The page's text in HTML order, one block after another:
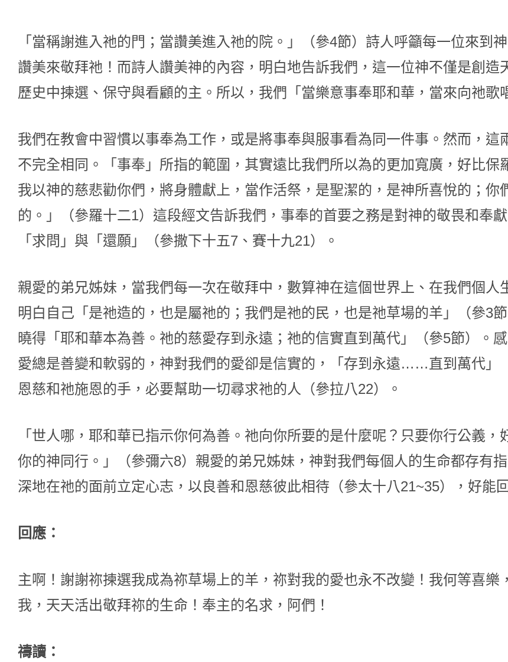
「當稱謝進入祂的門；當讚美進入祂的院。」（參4節）詩人呼籲每一位來到
讚美來敬拜祂！而詩人讚美神的內容，明白地告訴我們，這一位神不僅是創造
歷史中揀選、保守與看顧的主。所以，我們「當樂意事奉耶和華，當來向祂歌
我們在教會中習慣以事奉為工作，或是將事奉與服事看為同一件事。然而，這
不完全相同。「事奉」所指的範圍，其實遠比我們所以為的更加寬廣，好比保
我以神的慈悲勸你們，將身體獻上，當作活祭，是聖潔的，是神所喜悅的；你
的。」（參羅十二1）這段經文告訴我們，事奉的首要之務是對神的敬畏和奉
「求問」與「還願」（參撒下十五7、賽十九21）。
親愛的弟兄姊妹，當我們每一次在敬拜中，數算神在這個世界上、在我們個人
明白自己「是祂造的，也是屬祂的；我們是祂的民，也是祂草場的羊」（參3
曉得「耶和華本為善。祂的慈愛存到永遠；祂的信實直到萬代」（參5節）。
愛總是善變和軟弱的，神對我們的愛卻是信實的，「存到永遠……直到萬代」
恩慈和祂施恩的手，必要幫助一切尋求祂的人（參拉八22）。
「世人哪，耶和華已指示你何為善。祂向你所要的是什麼呢？只要你行公義，
你的神同行。」（參彌六8）親愛的弟兄姊妹，神對我們每個人的生命都存有
深地在祂的面前立定心志，以良善和恩慈彼此相待（參太十八21~35），好能
回應：
主啊！謝謝祢揀選我成為祢草場上的羊，祢對我的愛也永不改變！我何等喜樂
我，天天活出敬拜祢的生命！奉主的名求，阿們！
禱讀：